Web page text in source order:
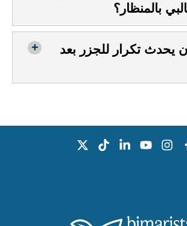
بالمنظار؟
يحدث تكرار للجزر بعد